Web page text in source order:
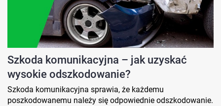
Szkoda komunikacyjna – jak uzyskać
wysokie odszkodowanie?
Szkoda komunikacyjna sprawia, że każdemu
poszkodowanemu należy się odpowiednie odszkodowanie.